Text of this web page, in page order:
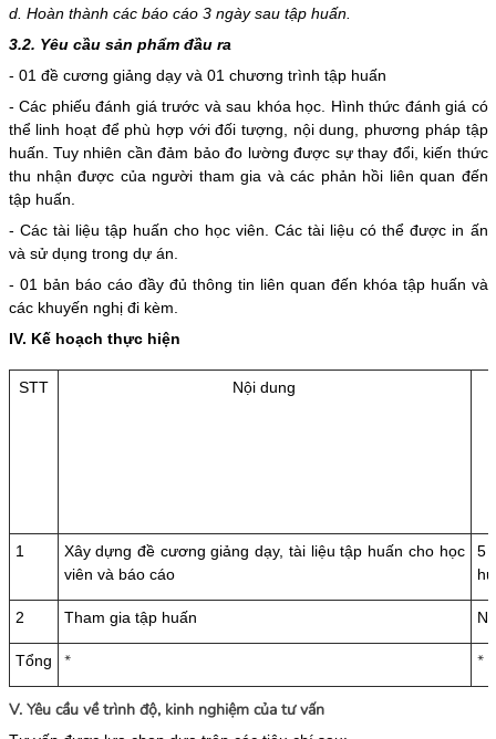
d. Hoàn thành các báo cáo 3 ngày sau tập huấn.
3.2. Yêu cầu sản phẩm đầu ra
- 01 đề cương giảng dạy và 01 chương trình tập huấn
- Các phiếu đánh giá trước và sau khóa học. Hình thức đánh giá có
thể linh hoạt để phù hợp với đối tượng, nội dung, phương pháp tập
huấn. Tuy nhiên cần đảm bảo đo lường được sự thay đổi, kiến thức
thu nhận được của người tham gia và các phản hồi liên quan đến
tập huấn.
- Các tài liệu tập huấn cho học viên. Các tài liệu có thể được in ấn
và sử dụng trong dự án.
- 01 bản báo cáo đầy đủ thông tin liên quan đến khóa tập huấn và
các khuyến nghị đi kèm.
IV. Kế hoạch thực hiện
STT Nội dung
1
Xây dựng đề cương giảng dạy, tài liệu tập huấn cho học
viên và báo cáo
5
2 Tham gia tập huấn
Tổng * *
V. Yêu cầu về trình độ, kinh nghiệm của tư vấn